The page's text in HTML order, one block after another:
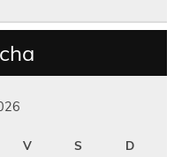
V S D